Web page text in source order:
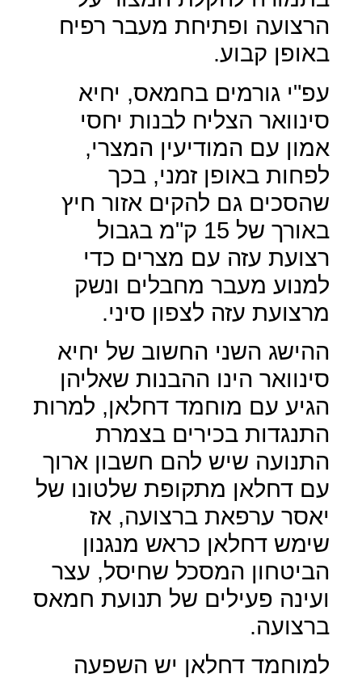
הרצועה ופתיחת מעבר רפיח
באופן קבוע.
עפ"י גורמים בחמאס, יחיא
סינוואר הצליח לבנות יחסי
אמון עם המודיעין המצרי,
לפחות באופן זמני, בכך
שהסכים גם להקים אזור חיץ
באורך של 15 ק"מ בגבול
רצועת עזה עם מצרים כדי
למנוע מעבר מחבלים ונשק
מרצועת עזה לצפון סיני.
ההישג השני החשוב של יחיא
סינוואר הינו ההבנות שאליהן
הגיע עם מוחמד דחלאן, למרות
התנגדות בכירים בצמרת
התנועה שיש להם חשבון ארוך
עם דחלאן מתקופת שלטונו של
יאסר ערפאת ברצועה, אז
שימש דחלאן כראש מנגנון
הביטחון המסכל שחיסל, עצר
ועינה פעילים של תנועת חמאס
ברצועה.
למוחמד דחלאן יש השפעה